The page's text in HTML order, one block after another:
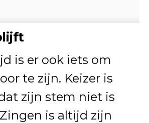
is er ook iets om
te zijn. Keizer is
zijn stem niet is
is altijd zijn